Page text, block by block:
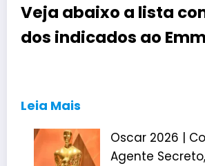
Veja abaixo a lista
dos indicados ao
Leia Mais
Oscar 2026 |
Agente